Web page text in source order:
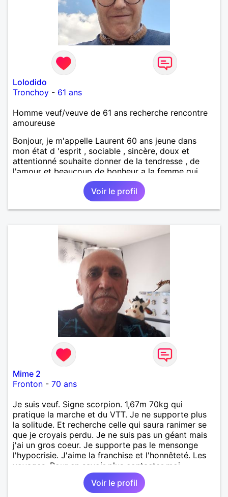
Lolodido
Tronchoy - 61 ans
Homme veuf/veuve de 61 ans recherche rencontre
amoureuse
Bonjour, je m'appelle Laurent 60 ans jeune dans
mon état d 'esprit , sociable , sincère, doux et
attentionné souhaite donner de la tendresse , de
l'amour et beaucoup de bonheur a la femme qui
souhaitera partager ma vie . Bientôt en retraite a la
fin de l 'année et libre de toute contrainte. Digne de
confiance à la femme qui voudras m 'en accorder
en toute sincérité. Pour le reste venez me découvrir
Voir le profil
Mime 2
Fronton - 70 ans
Je suis veuf. Signe scorpion. 1,67m 70kg qui
pratique la marche et du VTT. Je ne supporte plus
la solitude. Et recherche celle qui saura ranimer se
que je croyais perdu. Je ne suis pas un géant mais
j'ai un gros coeur. Je supporte pas le mensonge
l'hypocrisie. J'aime la franchise et l'honnêteté. Les
voyages. Pour en savoir plus contacter moi.
Voir le profil